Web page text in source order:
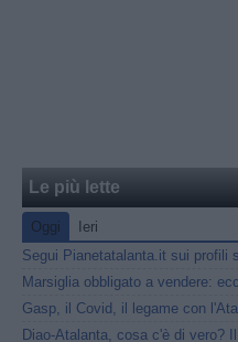
Le più lette
Oggi
Ieri